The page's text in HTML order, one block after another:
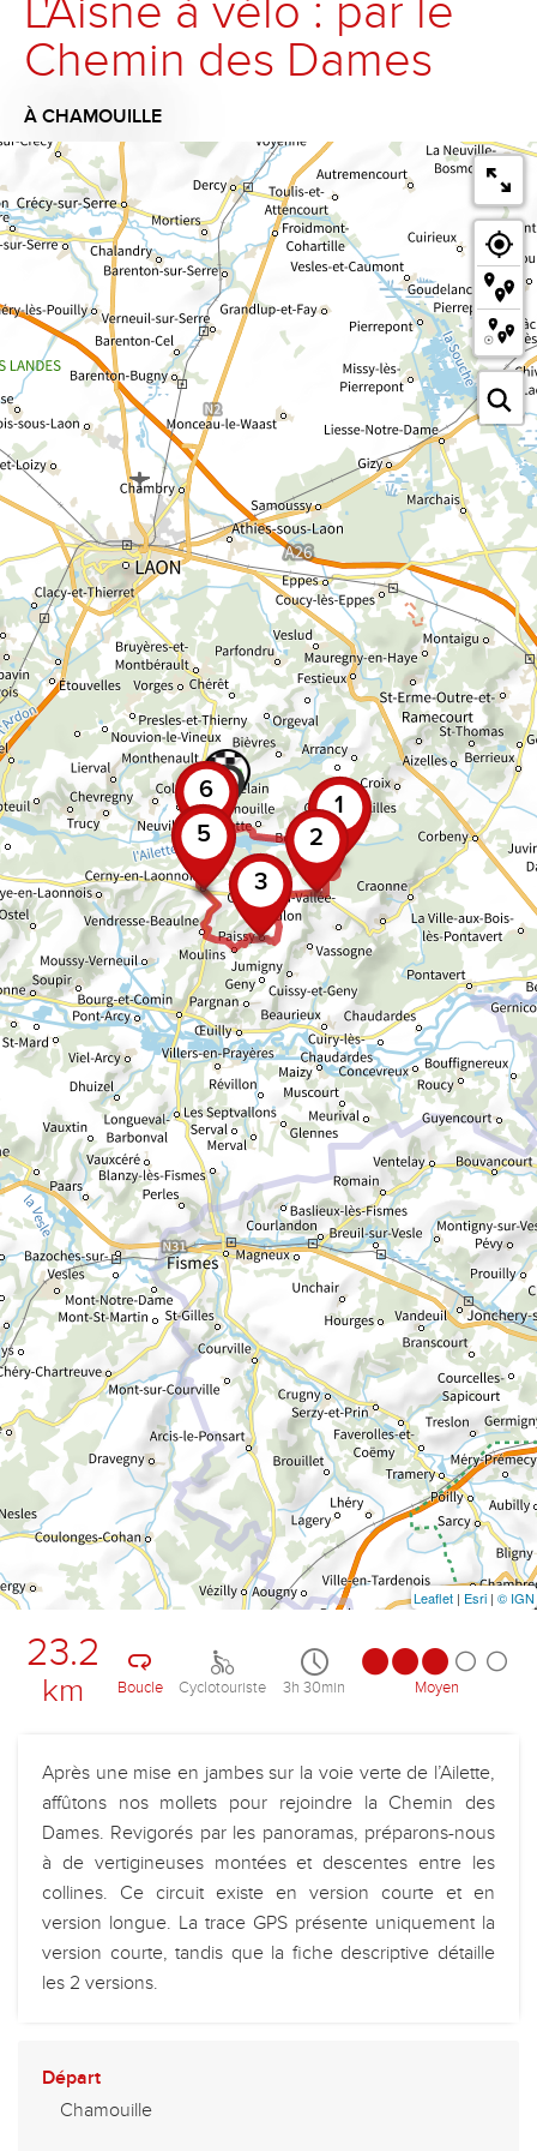
L'Aisne à vélo : par le
Chemin des Dames
À CHAMOUILLE
23.2
km Boucle Cyclotouriste 3h 30min Moyen
Après une mise en jambes sur la voie verte de l’Ailette,
affûtons nos mollets pour rejoindre la Chemin des
Dames. Revigorés par les panoramas, préparons-nous
à de vertigineuses montées et descentes entre les
collines. Ce circuit existe en version courte et en
version longue. La trace GPS présente uniquement la
version courte, tandis que la fiche descriptive détaille
les 2 versions.
Départ
Chamouille
1
2
3
4
5
6
Leaflet | Esri | © IGN